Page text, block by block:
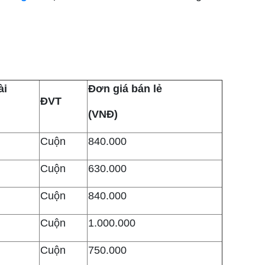
ĐVT
Đơn giá bán lẻ
(VNĐ)
Cuộn 840.000
Cuộn 630.000
Cuộn 840.000
Cuộn 1.000.000
Cuộn 750.000